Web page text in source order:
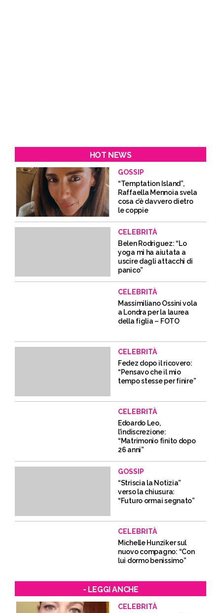
HOT NEWS
GOSSIP
“Temptation Island”,
Raffaella Mennoia svela
cosa c’è davvero dietro
le coppie
CELEBRITÀ
Belen Rodriguez: “Lo
yoga mi ha aiutata a
uscire dagli attacchi di
panico”
CELEBRITÀ
Massimiliano Ossini vola
a Londra per la laurea
della figlia – FOTO
CELEBRITÀ
Fedez dopo il ricovero:
“Pensavo che il mio
tempo stesse per finire”
CELEBRITÀ
Edoardo Leo,
l’indiscrezione:
“Matrimonio finito dopo
26 anni”
GOSSIP
“Striscia la Notizia”
verso la chiusura:
“Futuro ormai segnato”
CELEBRITÀ
Michelle Hunziker sul
nuovo compagno: “Con
lui dormo benissimo”
- LEGGI ANCHE
CELEBRITÀ